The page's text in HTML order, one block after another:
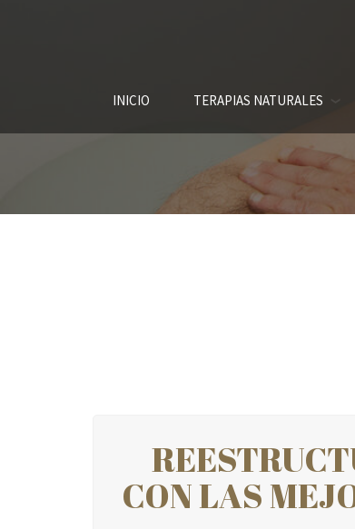
INICIO TERAPIAS NATURALES
CON LAS